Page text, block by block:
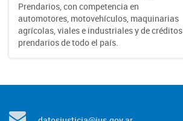
Prendarios, con competencia en
automotores, motovehículos, maquinarias
agrícolas, viales e industriales y de créditos
prendarios de todo el país.